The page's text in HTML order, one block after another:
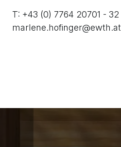
T: +43 (0) 7764 20701 - 32
marlene.hofinger@ewth.at